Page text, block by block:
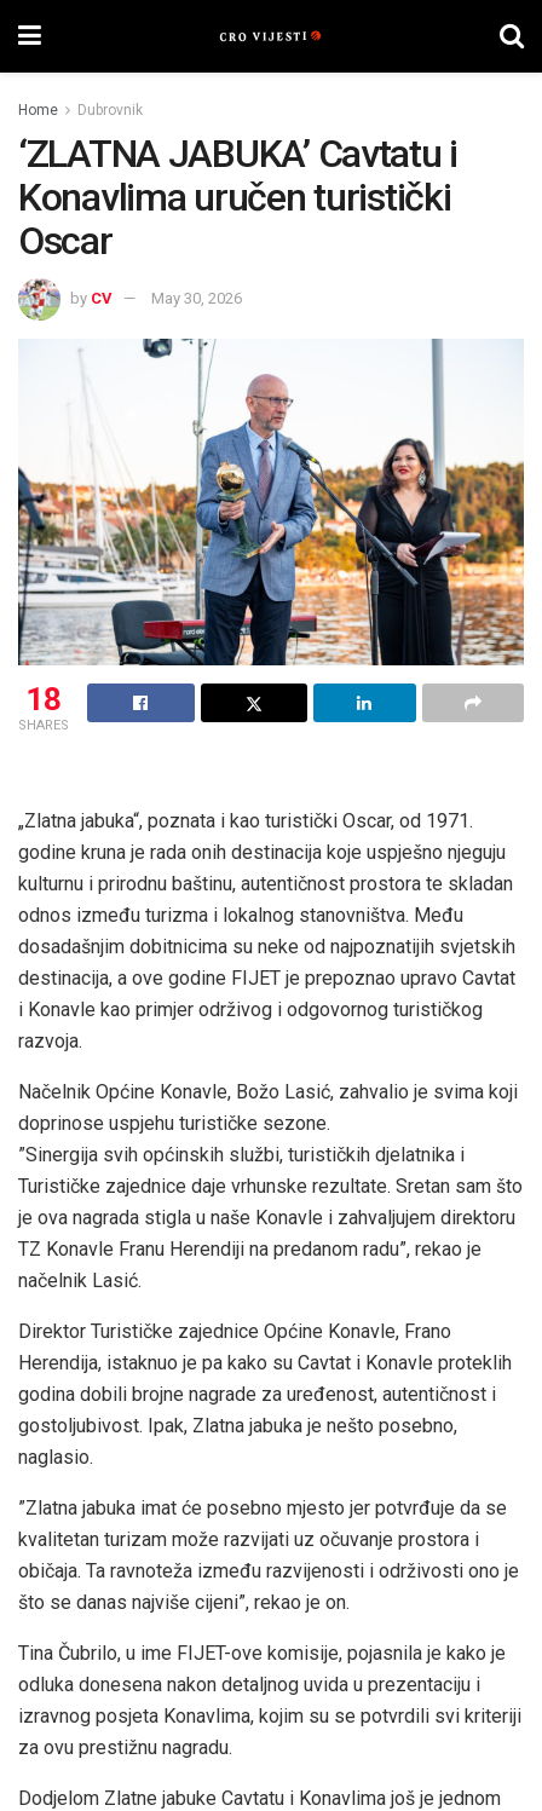
Home Dubrovnik
‘ZLATNA JABUKA’ Cavtatu i
Konavlima uručen turistički
Oscar
by CV May 30, 2026
18
SHARES
„Zlatna jabuka“, poznata i kao turistički Oscar, od 1971.
godine kruna je rada onih destinacija koje uspješno njeguju
kulturnu i prirodnu baštinu, autentičnost prostora te skladan
odnos između turizma i lokalnog stanovništva. Među
dosadašnjim dobitnicima su neke od najpoznatijih svjetskih
destinacija, a ove godine FIJET je prepoznao upravo Cavtat
i Konavle kao primjer održivog i odgovornog turističkog
razvoja.
Načelnik Općine Konavle, Božo Lasić, zahvalio je svima koji
doprinose uspjehu turističke sezone.
”Sinergija svih općinskih službi, turističkih djelatnika i
Turističke zajednice daje vrhunske rezultate. Sretan sam što
je ova nagrada stigla u naše Konavle i zahvaljujem direktoru
TZ Konavle Franu Herendiji na predanom radu”, rekao je
načelnik Lasić.
Direktor Turističke zajednice Općine Konavle, Frano
Herendija, istaknuo je pa kako su Cavtat i Konavle proteklih
godina dobili brojne nagrade za uređenost, autentičnost i
gostoljubivost. Ipak, Zlatna jabuka je nešto posebno,
naglasio.
”Zlatna jabuka imat će posebno mjesto jer potvrđuje da se
kvalitetan turizam može razvijati uz očuvanje prostora i
običaja. Ta ravnoteža između razvijenosti i održivosti ono je
što se danas najviše cijeni”, rekao je on.
Tina Čubrilo, u ime FIJET-ove komisije, pojasnila je kako je
odluka donesena nakon detaljnog uvida u prezentaciju i
izravnog posjeta Konavlima, kojim su se potvrdili svi kriteriji
za ovu prestižnu nagradu.
Dodjelom Zlatne jabuke Cavtatu i Konavlima još je jednom